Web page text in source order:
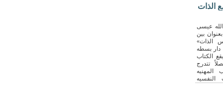
الذات
عيسى
بين
الذات»
2026 عند دار بسطه
الكتاب
تتدرج
المهنيه
النفسيه